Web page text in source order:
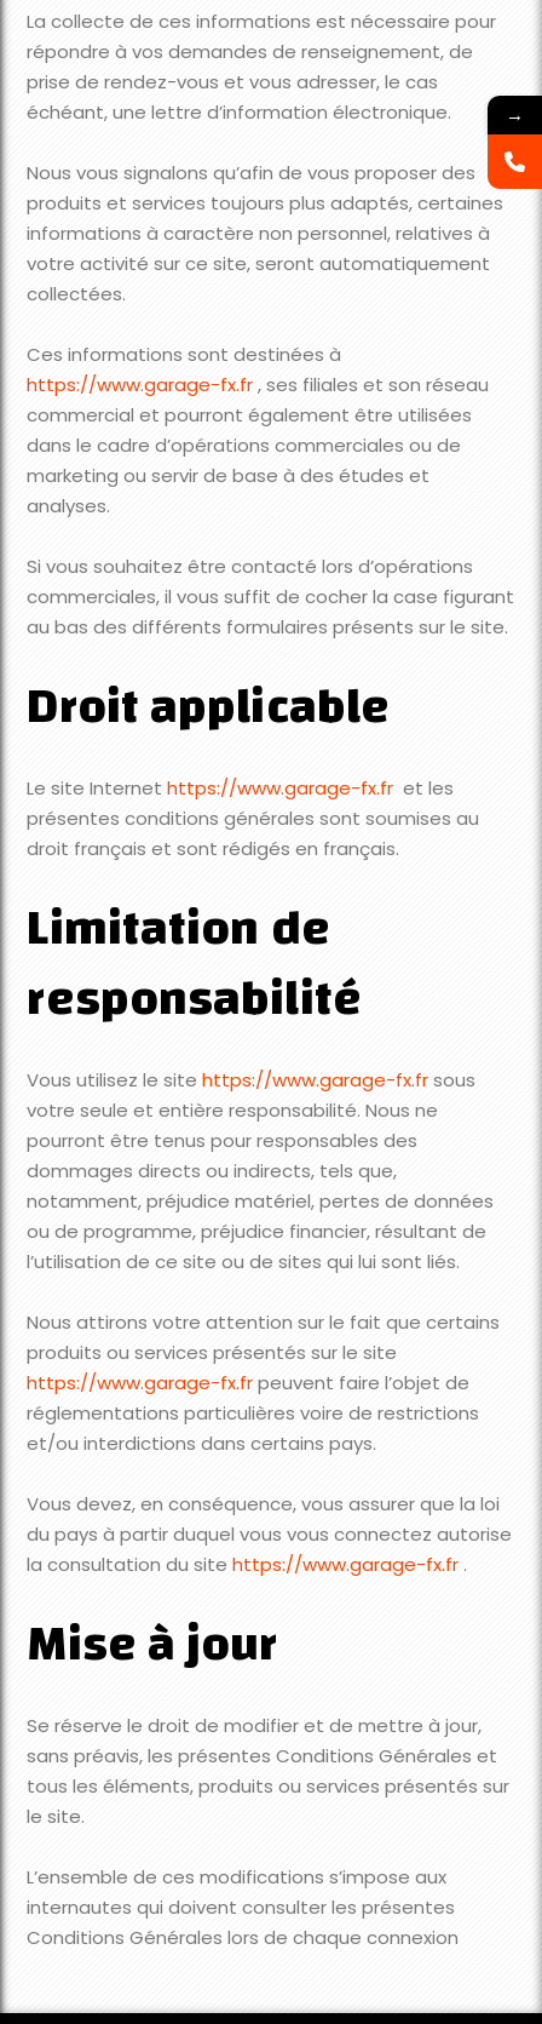
La collecte de ces informations est nécessaire pour
répondre à vos demandes de renseignement, de
prise de rendez-vous et vous adresser, le cas
échéant, une lettre d’information électronique.
Nous vous signalons qu’afin de vous proposer des
produits et services toujours plus adaptés, certaines
informations à caractère non personnel, relatives à
votre activité sur ce site, seront automatiquement
collectées.
Ces informations sont destinées à
https://www.garage-fx.fr, ses filiales et son réseau
commercial et pourront également être utilisées
dans le cadre d’opérations commerciales ou de
marketing ou servir de base à des études et
analyses.
Si vous souhaitez être contacté lors d’opérations
commerciales, il vous suffit de cocher la case figurant
au bas des différents formulaires présents sur le site.
Droit applicable
Le site Internethttps://www.garage-fx.fr et les
présentes conditions générales sont soumises au
droit français et sont rédigés en français.
Limitation de
responsabilité
Vous utilisez le sitehttps://www.garage-fx.frsous
votre seule et entière responsabilité. Nous ne
pourront être tenus pour responsables des
dommages directs ou indirects, tels que,
notamment, préjudice matériel, pertes de données
ou de programme, préjudice financier, résultant de
l’utilisation de ce site ou de sites qui lui sont liés.
Nous attirons votre attention sur le fait que certains
produits ou services présentés sur le site
https://www.garage-fx.frpeuvent faire l’objet de
réglementations particulières voire de restrictions
et/ou interdictions dans certains pays.
Vous devez, en conséquence, vous assurer que la loi
du pays à partir duquel vous vous connectez autorise
la consultation du sitehttps://www.garage-fx.fr .
Mise à jour
Se réserve le droit de modifier et de mettre à jour,
sans préavis, les présentes Conditions Générales et
tous les éléments, produits ou services présentés sur
le site.
L’ensemble de ces modifications s’impose aux
internautes qui doivent consulter les présentes
Conditions Générales lors de chaque connexion
→